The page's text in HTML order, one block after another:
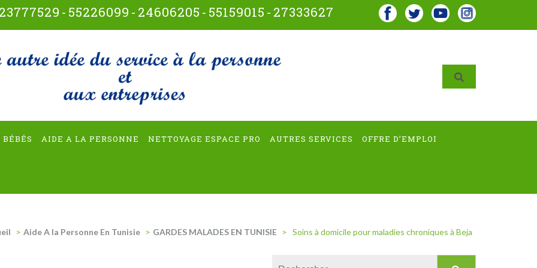
23777529 - 55226099 - 24606205 - 55159015 - 27333627
multiservices
BÉBÉS AIDE A LA PERSONNE NETTOYAGE ESPACE PRO AUTRES SERVICES OFFRE D’EMPLOI
> Aide A la Personne En Tunisie > GARDES MALADES EN TUNISIE > Soins à domicile pour maladies chroniques à Beja
Rechercher :